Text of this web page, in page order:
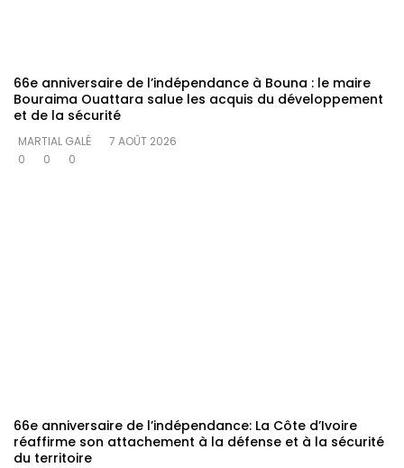
66e anniversaire de l’indépendance à Bouna : le maire
Bouraima Ouattara salue les acquis du développement
et de la sécurité
MARTIAL GALÉ
7 AOÛT 2026
0
0 0
66e anniversaire de l’indépendance: La Côte d’Ivoire
réaffirme son attachement à la défense et à la sécurité
du territoire